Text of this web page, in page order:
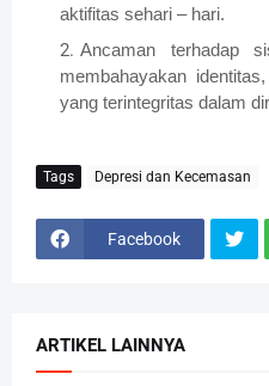
aktifitas sehari – hari.
Ancaman terhadap
membahayakan
yang terintegritas dalam
Tags Depresi dan Kecemasan
Facebook
ARTIKEL LAINNYA